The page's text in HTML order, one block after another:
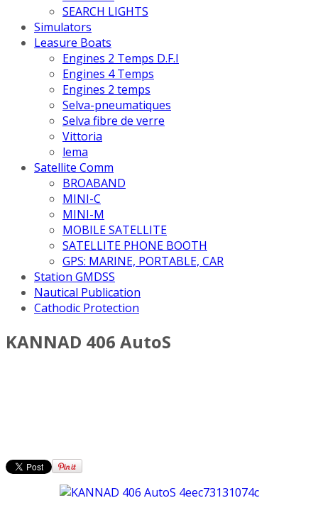
SEARCH LIGHTS
Simulators
Leasure Boats
Engines 2 Temps D.F.I
Engines 4 Temps
Engines 2 temps
Selva-pneumatiques
Selva fibre de verre
Vittoria
lema
Satellite Comm
BROABAND
MINI-C
MINI-M
MOBILE SATELLITE
SATELLITE PHONE BOOTH
GPS: MARINE, PORTABLE, CAR
Station GMDSS
Nautical Publication
Cathodic Protection
KANNAD 406 AutoS